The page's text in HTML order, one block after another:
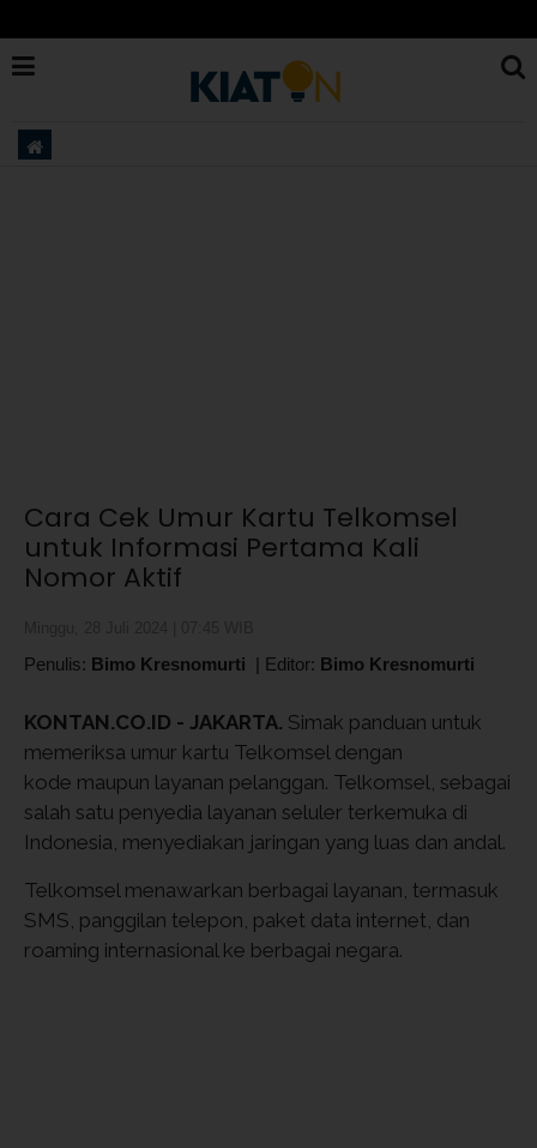
Cara Cek Umur Kartu Telkomsel
untuk Informasi Pertama Kali
Nomor Aktif
Penulis: Bimo Kresnomurti | Editor: Bimo Kresnomurti
KONTAN.CO.ID - JAKARTA. Simak panduan untuk
memeriksa umur kartu Telkomsel dengan
kode maupun layanan pelanggan. Telkomsel, sebagai
salah satu penyedia layanan seluler terkemuka di
Indonesia, menyediakan jaringan yang luas dan andal.
Telkomsel menawarkan berbagai layanan, termasuk
SMS, panggilan telepon, paket data internet, dan
roaming internasional ke berbagai negara.